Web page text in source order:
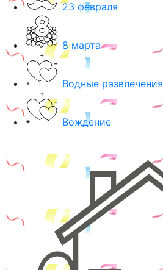
23 февраля
8 марта
Водные развлечения
Вождение